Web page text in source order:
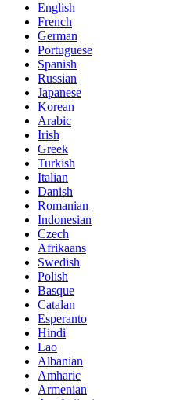
English
French
German
Portuguese
Spanish
Russian
Japanese
Korean
Arabic
Irish
Greek
Turkish
Italian
Danish
Romanian
Indonesian
Czech
Afrikaans
Swedish
Polish
Basque
Catalan
Esperanto
Hindi
Lao
Albanian
Amharic
Armenian